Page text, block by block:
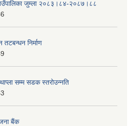
गाउँपालिका जुम्ला २०८३।८४-२०८७।८८
तटबन्धन निर्माण
सम्म सडक स्तरोउन्नति
बैंक